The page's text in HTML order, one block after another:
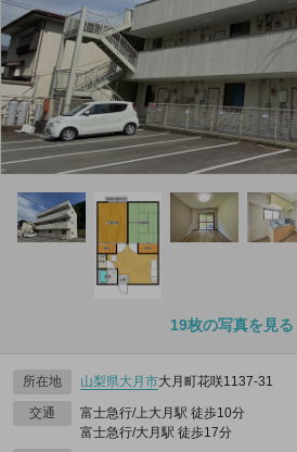
19枚の写真を見る
所在地 山梨県大月市大月町花咲1137‐31
交通
富士急行/上大月駅 徒歩10分
富士急行/大月駅 徒歩17分